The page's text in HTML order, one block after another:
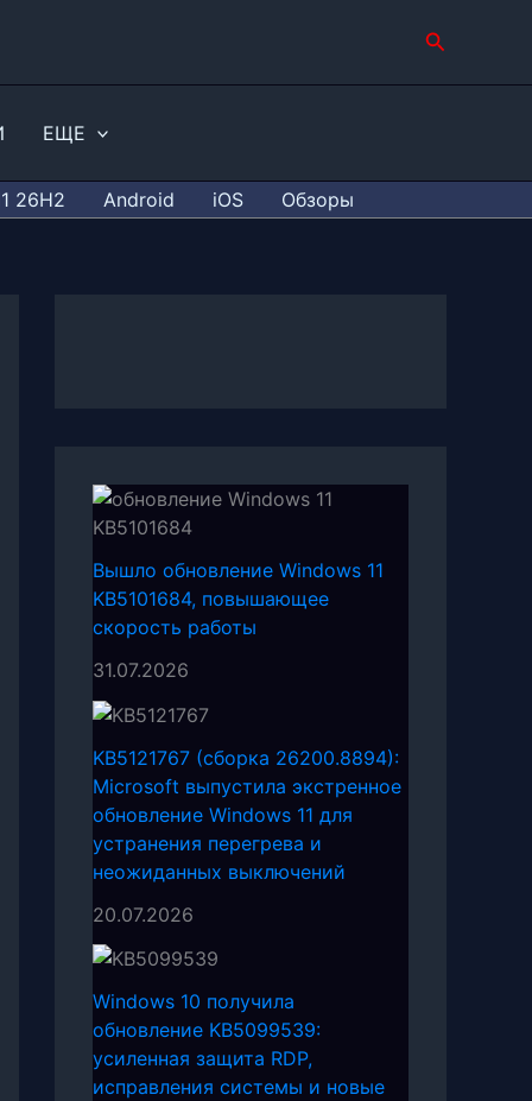
Поиск
ЕЩЕ
26H2 Android iOS Обзоры
Вышло обновление Windows 11
KB5101684, повышающее
скорость работы
31.07.2026
KB5121767 (сборка 26200.8894):
Microsoft выпустила экстренное
обновление Windows 11 для
устранения перегрева и
неожиданных выключений
20.07.2026
Windows 10 получила
обновление KB5099539:
усиленная защита RDP,
исправления системы и новые